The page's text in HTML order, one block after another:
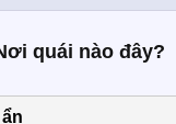
quái nào đây?